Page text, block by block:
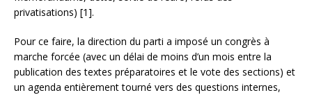
privatisations) [1].
Pour ce faire, la direction du parti a imposé un congrès à
marche forcée (avec un délai de moins d’un mois entre la
publication des textes préparatoires et le vote des sections) et
un agenda entièrement tourné vers des questions internes,